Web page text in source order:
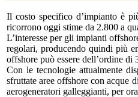
Il costo specifico d’impianto è
ricorrono oggi stime da 2.800 a
L’interesse per gli impianti
regolari, producendo quindi più
offshore può essere dell’ordine di
Con le tecnologie attualmente
sfruttate aree offshore con acque
aerogeneratori galleggianti, per